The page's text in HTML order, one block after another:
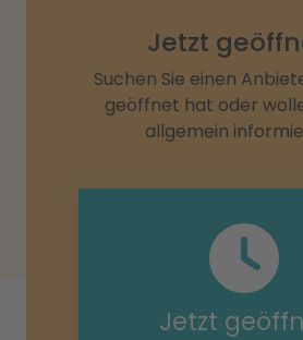
Jetzt
Suchen Sie einen
geöffnet hat oder
allgemein
Jetzt